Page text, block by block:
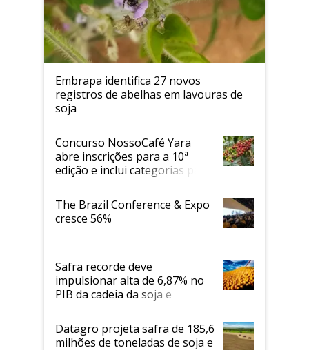
Embrapa identifica 27 novos
registros de abelhas em lavouras de
soja
Concurso NossoCafé Yara
abre inscrições para a 10ª
edição e inclui categorias para
cafés Canephora
The Brazil Conference & Expo
cresce 56%
Safra recorde deve
impulsionar alta de 6,87% no
PIB da cadeia da soja e
biodiesel em 2026
Datagro projeta safra de 185,6
milhões de toneladas de soja e